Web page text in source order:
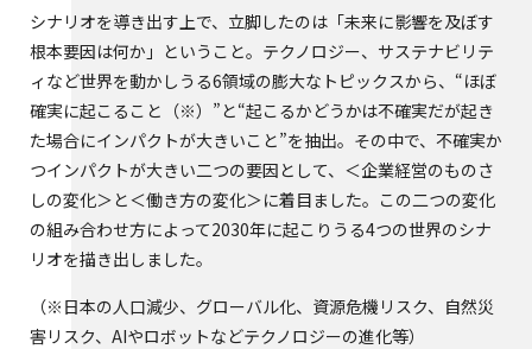
シナリオを導き出す上で、立脚したのは「未来に影響を及ぼす
根本要因は何か」ということ。テクノロジー、サステナビリテ
ィなど世界を動かしうる6領域の膨大なトピックスから、“ほぼ
確実に起こること（※）”と“起こるかどうかは不確実だが起き
た場合にインパクトが大きいこと”を抽出。その中で、不確実か
つインパクトが大きい二つの要因として、＜企業経営のものさ
しの変化＞と＜働き方の変化＞に着目ました。この二つの変化
の組み合わせ方によって2030年に起こりうる4つの世界のシナ
リオを描き出しました。
（※日本の人口減少、グローバル化、資源危機リスク、自然災
害リスク、AIやロボットなどテクノロジーの進化等）